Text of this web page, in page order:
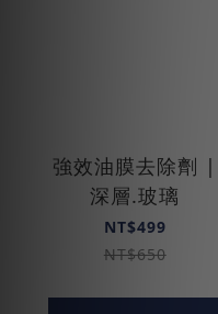
強效油膜去除劑 |
深層.玻璃
NT$499
NT$650